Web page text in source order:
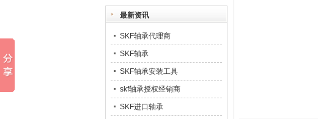
最新资讯
SKF轴承代理商
SKF轴承
SKF轴承安装工具
skf轴承授权经销商
SKF进口轴承